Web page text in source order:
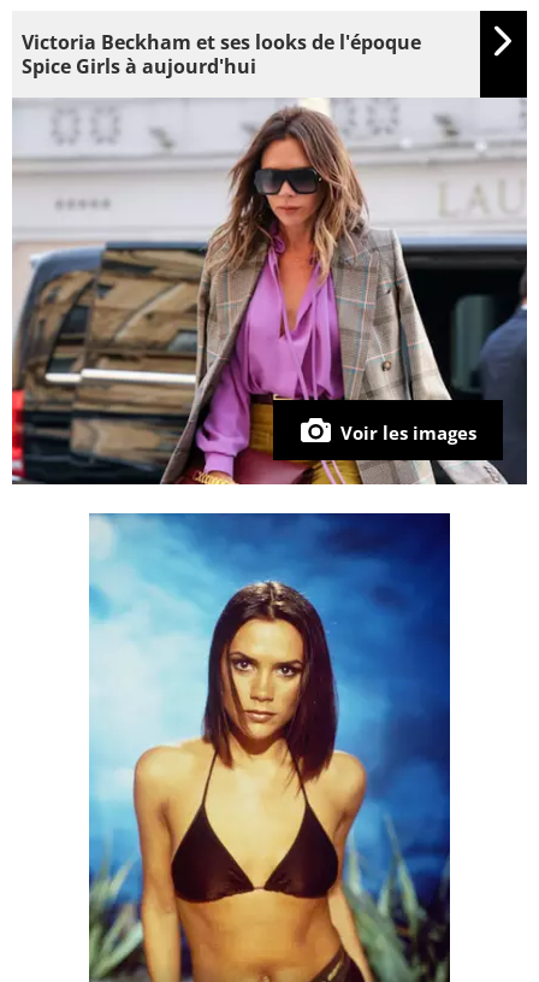
Voir les images
Victoria Beckham et ses looks de l'époque
Spice Girls à aujourd'hui